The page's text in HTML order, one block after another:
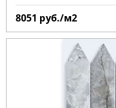
8051 руб./м2